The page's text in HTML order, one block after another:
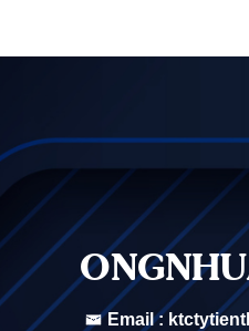
Email :